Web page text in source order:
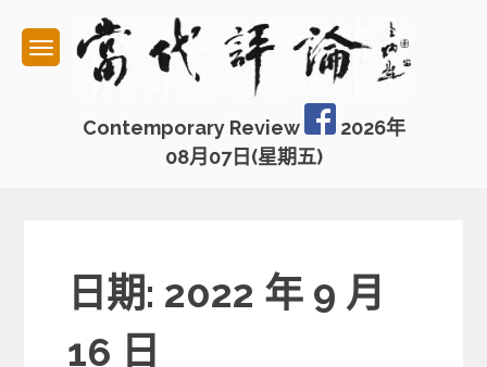
content
Contemporary Review
2026年
08月07日(星期五)
日期: 2022 年 9 月
16 日